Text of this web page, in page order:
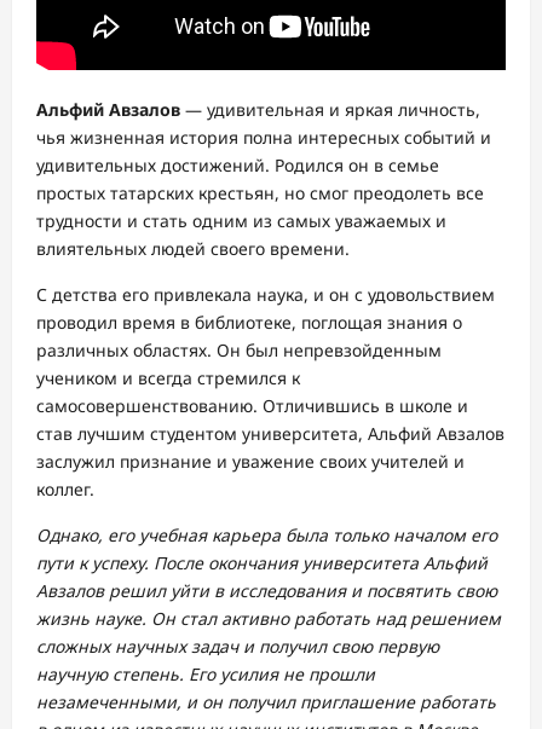
Альфий Авзалов — удивительная и яркая личность,
чья жизненная история полна интересных событий и
удивительных достижений. Родился он в семье
простых татарских крестьян, но смог преодолеть все
трудности и стать одним из самых уважаемых и
влиятельных людей своего времени.
С детства его привлекала наука, и он с удовольствием
проводил время в библиотеке, поглощая знания о
различных областях. Он был непревзойденным
учеником и всегда стремился к
самосовершенствованию. Отличившись в школе и
став лучшим студентом университета, Альфий Авзалов
заслужил признание и уважение своих учителей и
коллег.
Однако, его учебная карьера была только началом его
пути к успеху. После окончания университета Альфий
Авзалов решил уйти в исследования и посвятить свою
жизнь науке. Он стал активно работать над решением
сложных научных задач и получил свою первую
научную степень. Его усилия не прошли
незамеченными, и он получил приглашение работать